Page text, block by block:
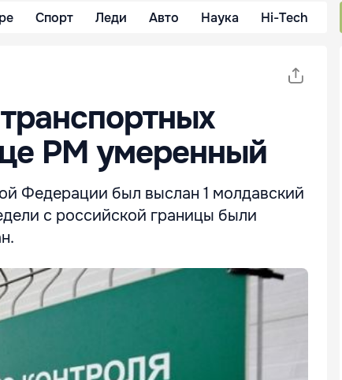
Спорт Леди Авто Наука Hi-Tech
РМ умеренный
Федерации был выслан 1 молдавский
с российской границы были